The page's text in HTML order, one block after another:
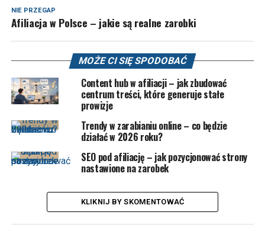
NIE PRZEGAP
Afiliacja w Polsce – jakie są realne zarobki
MOŻE CI SIĘ SPODOBAĆ
Content hub w afiliacji – jak zbudować
centrum treści, które generuje stałe
prowizje
Trendy w zarabianiu online – co będzie
działać w 2026 roku?
SEO pod afiliację – jak pozycjonować strony
nastawione na zarobek
KLIKNIJ BY SKOMENTOWAĆ